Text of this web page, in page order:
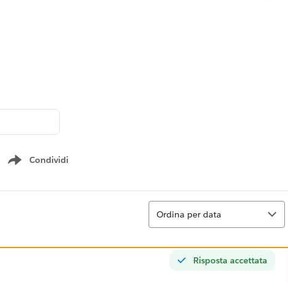
Condividi
Show menu
Ordina
Ordina per data
Risposta accettata